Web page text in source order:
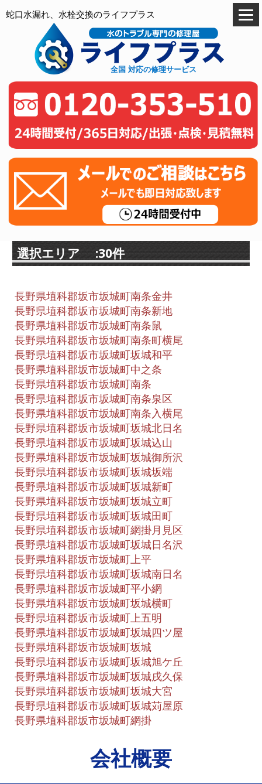
蛇口水漏れ、水栓交換のライフプラス
全国 対応の修理サービス
選択エリア :30件
長野県埴科郡坂市坂城町南条金井
長野県埴科郡坂市坂城町南条新地
長野県埴科郡坂市坂城町南条鼠
長野県埴科郡坂市坂城町南条町横尾
長野県埴科郡坂市坂城町坂城和平
長野県埴科郡坂市坂城町中之条
長野県埴科郡坂市坂城町南条
長野県埴科郡坂市坂城町南条泉区
長野県埴科郡坂市坂城町南条入横尾
長野県埴科郡坂市坂城町坂城北日名
長野県埴科郡坂市坂城町坂城込山
長野県埴科郡坂市坂城町坂城御所沢
長野県埴科郡坂市坂城町坂城坂端
長野県埴科郡坂市坂城町坂城新町
長野県埴科郡坂市坂城町坂城立町
長野県埴科郡坂市坂城町坂城田町
長野県埴科郡坂市坂城町網掛月見区
長野県埴科郡坂市坂城町坂城日名沢
長野県埴科郡坂市坂城町上平
長野県埴科郡坂市坂城町坂城南日名
長野県埴科郡坂市坂城町平小網
長野県埴科郡坂市坂城町坂城横町
長野県埴科郡坂市坂城町上五明
長野県埴科郡坂市坂城町坂城四ツ屋
長野県埴科郡坂市坂城町坂城
長野県埴科郡坂市坂城町坂城旭ケ丘
長野県埴科郡坂市坂城町坂城戌久保
長野県埴科郡坂市坂城町坂城大宮
長野県埴科郡坂市坂城町坂城苅屋原
長野県埴科郡坂市坂城町網掛
会社概要